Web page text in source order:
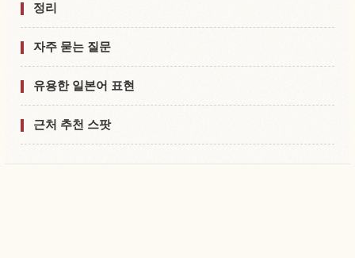
정리
자주 묻는 질문
유용한 일본어 표현
근처 추천 스팟